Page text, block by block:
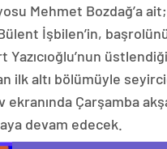
Mehmet Bozdağ’a ait;
İşbilen’in,
ilk altı bölümüyle
Çarşamba
devam edecek.